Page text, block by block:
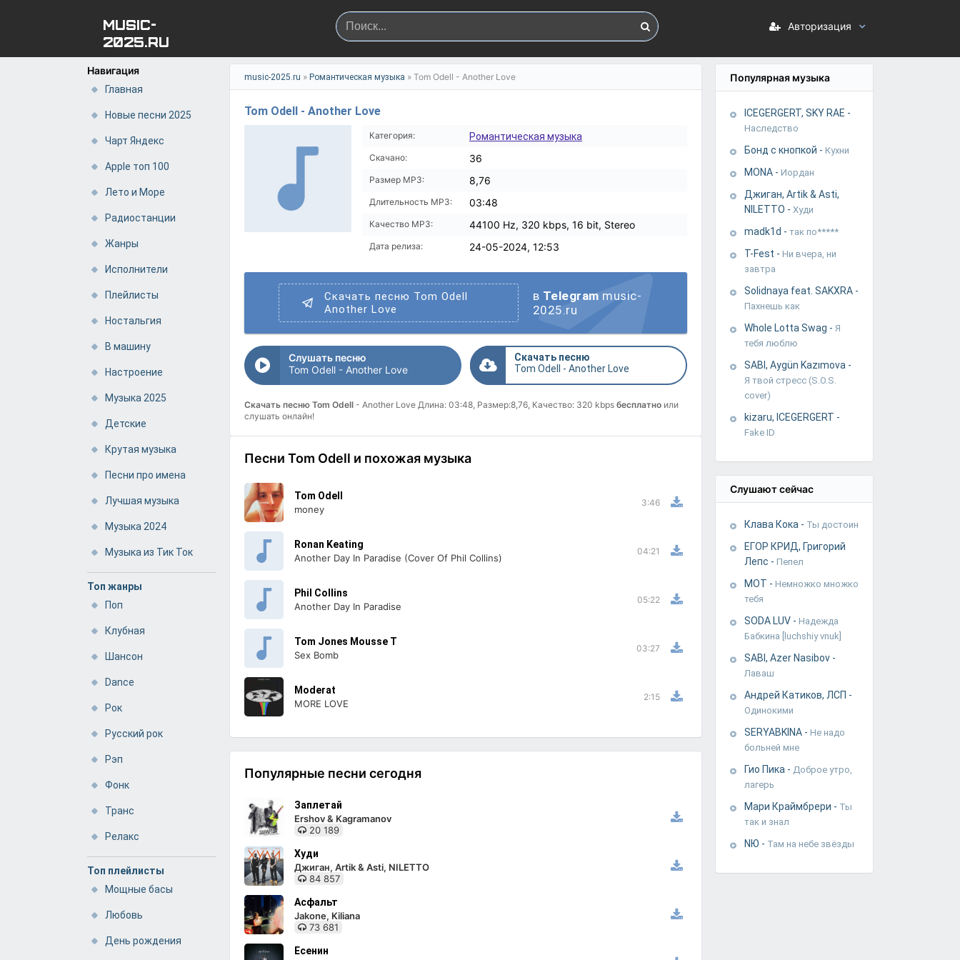
MUSIC-
2025.RU
Авторизация
Навигация
Главная
Новые песни 2025
Чарт Яндекс
Apple топ 100
Лето и Море
Радиостанции
Жанры
Исполнители
Плейлисты
Ностальгия
В машину
Настроение
Музыка 2025
Детские
Крутая музыка
Песни про имена
Лучшая музыка
Музыка 2024
Музыка из Тик Ток
Топ жанры
Поп
Клубная
Шансон
Dance
Рок
Русский рок
Рэп
Фонк
Транс
Релакс
Топ плейлисты
Мощные басы
Любовь
День рождения
music-2025.ru » Романтическая музыка » Tom Odell - Another Love
Tom Odell - Another Love
Категория: Романтическая музыка
Скачано: 36
Размер MP3: 8,76
Длительность MP3: 03:48
Качество MP3: 44100 Hz, 320 kbps, 16 bit, Stereo
Дата релиза: 24-05-2024, 12:53
Скачать песню Tom Odell
Another Love
в Telegram music-
2025.ru
Слушать песню
Tom Odell - Another Love
Скачать песню
Tom Odell - Another Love
Скачать песню Tom Odell - Another Love Длина: 03:48, Размер:8,76, Качество: 320 kbps бесплатно или
слушать онлайн!
Песни Tom Odell и похожая музыка
Tom Odell
money
3:46
Ronan Keating
Another Day In Paradise (Cover Of Phil Collins)
04:21
Phil Collins
Another Day In Paradise
05:22
Tom Jones Mousse T
Sex Bomb
03:27
Moderat
MORE LOVE
2:15
Популярные песни сегодня
Заплетай
Ershov & Kagramanov
20 189
Худи
Джиган, Artik & Asti, NILETTO
84 857
Асфальт
Jakone, Kiliana
73 681
Есенин
Популярная музыка
ICEGERGERT, SKY RAE -
Наследство
Бонд с кнопкой - Кухни
MONA - Иордан
Джиган, Artik & Asti,
NILETTO - Худи
madk1d - так по*****
T-Fest - Ни вчера, ни
завтра
Solidnaya feat. SAKXRA -
Пахнешь как
Whole Lotta Swag - Я
тебя люблю
SABI, Aygün Kazımova -
Я твой стресс (S.O.S.
cover)
kizaru, ICEGERGERT -
Fake ID
Слушают сейчас
Клава Кока - Ты достоин
ЕГОР КРИД, Григорий
Лепс - Пепел
МОТ - Немножко множко
тебя
SODA LUV - Надежда
Бабкина [luchshiy vnuk]
SABI, Azer Nasibov -
Лаваш
Андрей Катиков, ЛСП -
Одинокими
SERYABKINA - Не надо
больней мне
Гио Пика - Доброе утро,
лагерь
Мари Краймбрери - Ты
так и знал
NЮ - Там на небе звёзды